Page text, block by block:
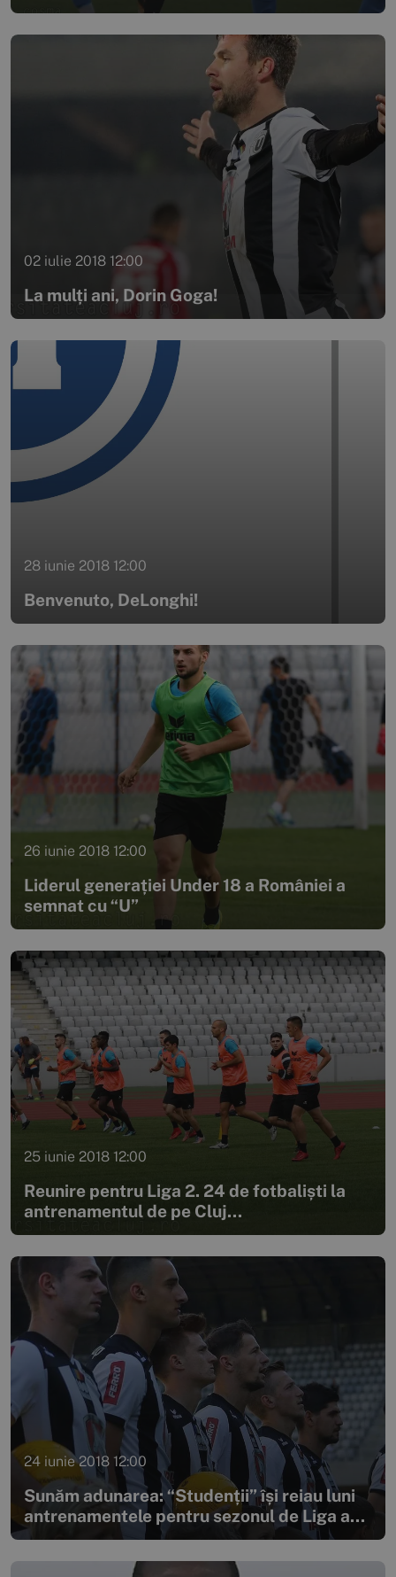
02 iulie 2018 12:00
La mulți ani, Dorin Goga!
28 iunie 2018 12:00
Benvenuto, DeLonghi!
26 iunie 2018 12:00
Liderul generației Under 18 a României a
semnat cu “U”
25 iunie 2018 12:00
Reunire pentru Liga 2. 24 de fotbaliști la
antrenamentul de pe Cluj...
24 iunie 2018 12:00
Sunăm adunarea: “Studenții” își reiau luni
antrenamentele pentru sezonul de Liga a...